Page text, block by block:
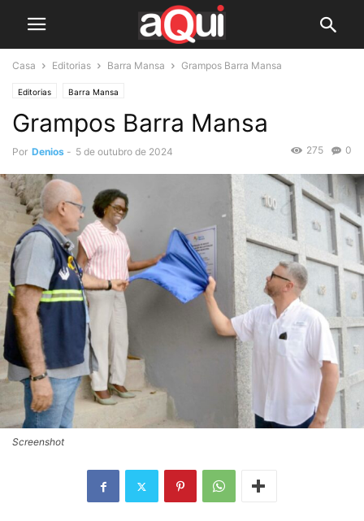
Casa Editorias Barra Mansa Grampos Barra Mansa
Editorias Barra Mansa
Grampos Barra Mansa
Por Denios - 5 de outubro de 2024 0
275
Screenshot